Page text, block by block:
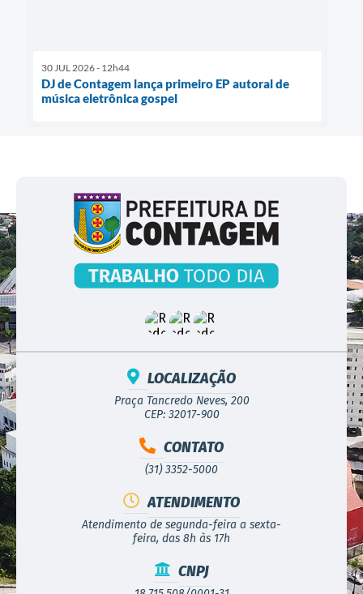
30 JUL 2026 - 12h44
DJ de Contagem lança primeiro EP autoral de
música eletrônica gospel
LOCALIZAÇÃO
Praça Tancredo Neves, 200
CEP: 32017-900
CONTATO
(31) 3352-5000
ATENDIMENTO
Atendimento de segunda-feira a sexta-
feira, das 8h às 17h
CNPJ